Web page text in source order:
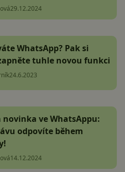
29.12.2024
WhatsApp? Pak si
tuhle novou funkci
24.6.2023
novinka ve WhatsAppu:
odpovíte během
14.12.2024